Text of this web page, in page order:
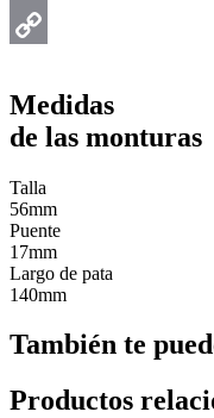
Email
Link
Medidas
de las monturas
Talla
56mm
Puente
17mm
Largo de pata
140mm
También te
Productos